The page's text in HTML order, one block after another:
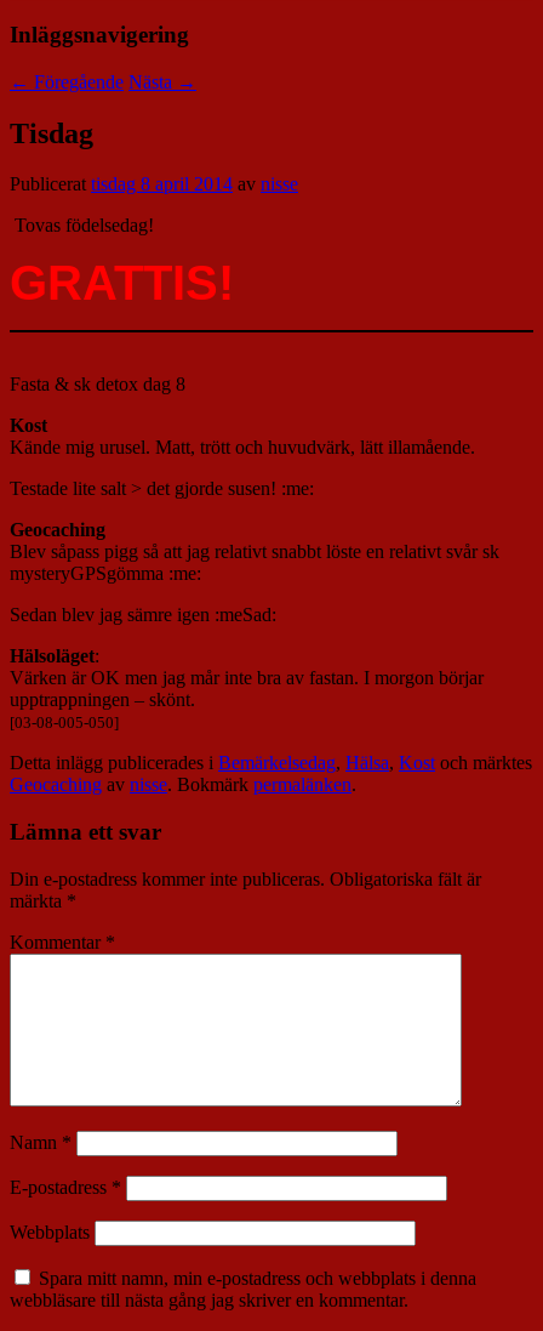
Inläggsnavigering
← Föregående Nästa →
Tisdag
Publicerattisdag 8 april 2014 av nisse
Tovas födelsedag!
GRATTIS!
Fasta & sk detox dag 8
Kost
Kände mig urusel. Matt, trött och huvudvärk, lätt illamående.
Testade lite salt > det gjorde susen! :me:
Geocaching
Blev såpass pigg så att jag relativt snabbt löste en relativt svår sk
mysteryGPSgömma :me:
Sedan blev jag sämre igen :meSad:
Hälsoläget:
Värken är OK men jag mår inte bra av fastan. I morgon börjar
upptrappningen – skönt.
[03-08-005-050]
Detta inlägg publicerades i Bemärkelsedag, Hälsa, Kostoch märktes
Geocaching av nisse. Bokmärk permalänken.
Lämna ett svar
Din e-postadress kommer inte publiceras. Obligatoriska fält är
märkta *
Kommentar *
Namn *
E-postadress *
Webbplats
Spara mitt namn, min e-postadress och webbplats i denna
webbläsare till nästa gång jag skriver en kommentar.